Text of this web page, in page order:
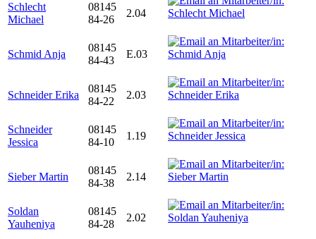
Schlecht
Michael
08145
84-26
2.04
Schmid Anja
08145
84-43
E.03
Schneider Erika
08145
84-22
2.03
Schneider
Jessica
08145
84-10
1.19
Sieber Martin
08145
84-38
2.14
Soldan
Yauheniya
08145
84-28
2.02